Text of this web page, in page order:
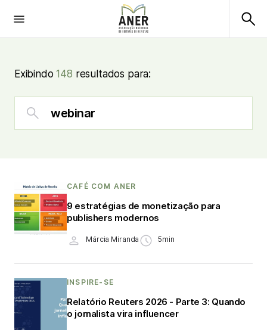
Exibindo148 resultados para:
CAFÉ COM ANER
9 estratégias de monetização para
publishers modernos
Márcia Miranda 5min
INSPIRE-SE
Relatório Reuters 2026 - Parte 3: Quando
o jornalista vira influencer